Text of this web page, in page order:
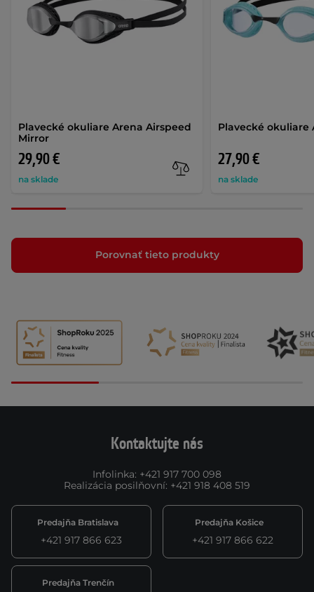
Plavecké okuliare Arena Airspeed
Mirror
29,90 €
na sklade
Plavecké okuliare
27,90 €
na sklade
Porovnať tieto produkty
Kontaktujte nás
Infolinka: +421 917 700 098
Realizácia posilňovní: +421 918 408 519
Predajňa Bratislava
+421 917 866 623
Predajňa Košice
+421 917 866 622
Predajňa Trenčín